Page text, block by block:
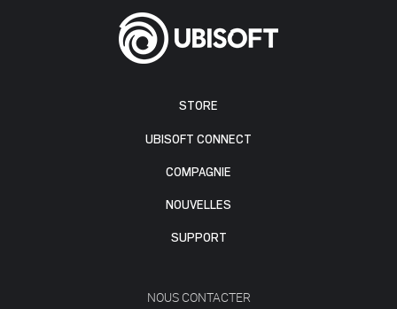
STORE
UBISOFT CONNECT
COMPAGNIE
NOUVELLES
SUPPORT
NOUS CONTACTER